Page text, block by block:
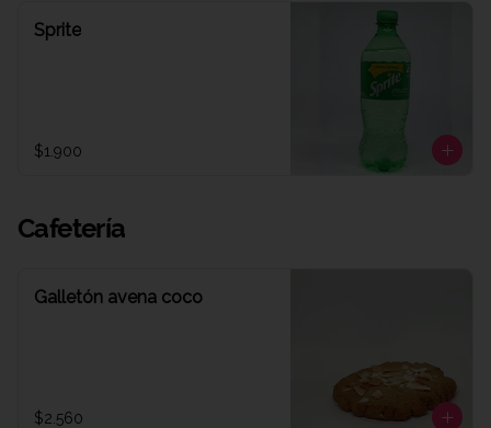
Sprite
$1.900
Cafetería
Galletón avena coco
$2.560